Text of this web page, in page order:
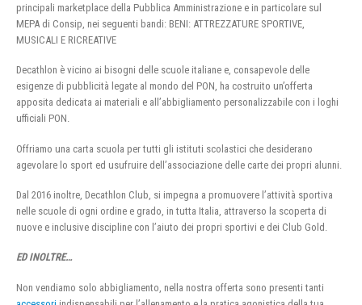
principali marketplace della Pubblica Amministrazione e in particolare sul
MEPA di Consip, nei seguenti bandi: BENI: ATTREZZATURE SPORTIVE,
MUSICALI E RICREATIVE
Decathlon è vicino ai bisogni delle scuole italiane e, consapevole delle
esigenze di pubblicità legate al mondo del PON, ha costruito un’offerta
apposita dedicata ai materiali e all’abbigliamento personalizzabile con i loghi
ufficiali PON.
Offriamo una carta scuola per tutti gli istituti scolastici che desiderano
agevolare lo sport ed usufruire dell’associazione delle carte dei propri alunni.
Dal 2016 inoltre, Decathlon Club, si impegna a promuovere l’attività sportiva
nelle scuole di ogni ordine e grado, in tutta Italia, attraverso la scoperta di
nuove e inclusive discipline con l’aiuto dei propri sportivi e dei Club Gold.
ED INOLTRE…
Non vendiamo solo abbigliamento, nella nostra offerta sono presenti tanti